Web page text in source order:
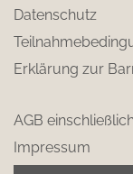
Datenschutz
Erklärung zur
AGB
Impressum